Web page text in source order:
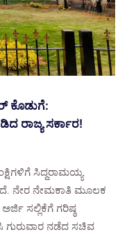
ಕೊಡುಗೆ:
ರಾಜ್ಯ ಸರ್ಕಾರ!
ಸಿದ್ದರಾಮಯ್ಯ
ನೇರ ನೇಮಕಾತಿ ಮೂಲಕ
ಸಲ್ಲಿಕೆಗೆ ಗರಿಷ್ಠ
ನಡೆದ ಸಚಿವ